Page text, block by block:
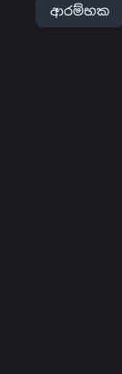
ආරම්භක